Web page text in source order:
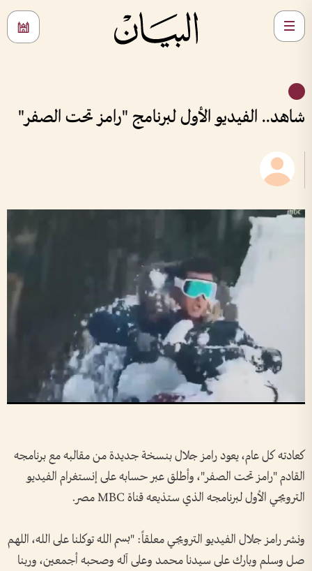
شاهد.. الفيديو الأول لبرنامج "رامز تحت الصفر"
كعادته كل عام، يعود رامز جلال بنسخة جديدة من مقالبه مع برنامجه
القادم "رامز تحت الصفر"، وأطلق عبر حسابه على إنستغرام الفيديو
الترويجي الأول لبرنامجه الذي ستذيعه قناة MBC مصر.
ونشر رامز جلال الفيديو الترويجي معلقاً: "بسم الله توكلنا على الله، اللهم
صل وسلم وبارك على سيدنا محمد وعلى آله وصحبه أجمعين، وربنا